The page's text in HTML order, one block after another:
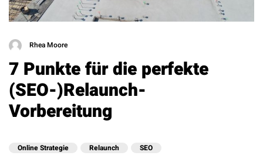
Rhea Moore
7 Punkte für die perfekte
(SEO-)Relaunch-
Vorbereitung
Online Strategie Relaunch SEO